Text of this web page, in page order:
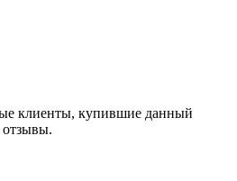
клиенты, купившие данный
отзывы.